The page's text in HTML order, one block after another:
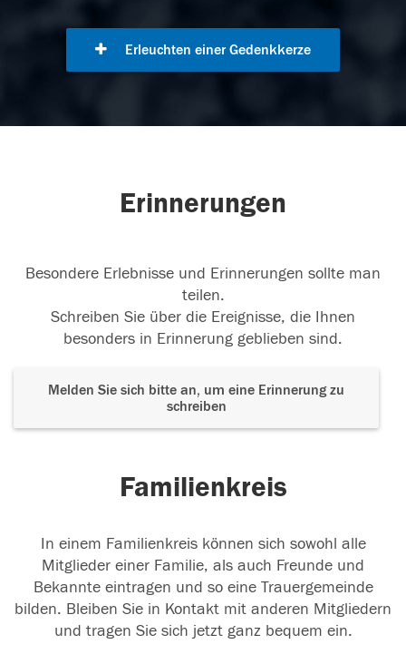
Erleuchten einer Gedenkkerze
Erinnerungen
Besondere Erlebnisse und Erinnerungen sollte man
teilen.
Schreiben Sie über die Ereignisse, die Ihnen
besonders in Erinnerung geblieben sind.
Melden Sie sich bitte an, um eine Erinnerung zu
schreiben
Familienkreis
In einem Familienkreis können sich sowohl alle
Mitglieder einer Familie, als auch Freunde und
Bekannte eintragen und so eine Trauergemeinde
bilden. Bleiben Sie in Kontakt mit anderen Mitgliedern
und tragen Sie sich jetzt ganz bequem ein.